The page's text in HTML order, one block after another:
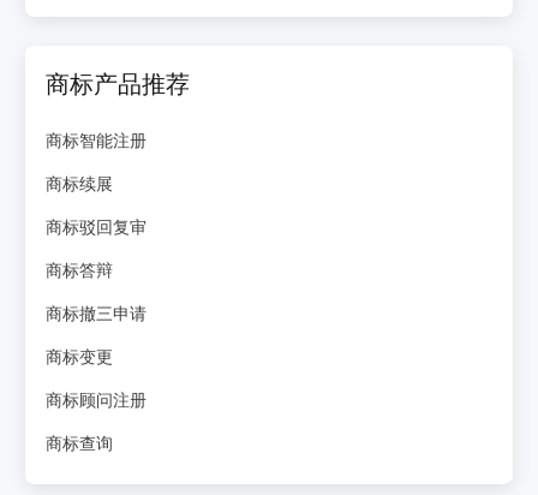
商标产品推荐
商标智能注册
商标续展
商标驳回复审
商标答辩
商标撤三申请
商标变更
商标顾问注册
商标查询